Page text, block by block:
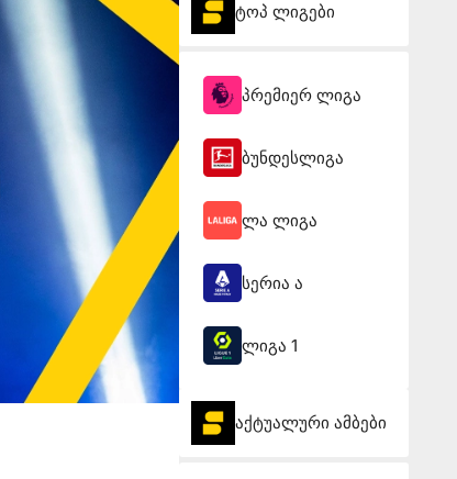
ტოპ ლიგები
პრემიერ ლიგა
ბუნდესლიგა
ლა ლიგა
სერია ა
ლიგა 1
აქტუალური ამბები